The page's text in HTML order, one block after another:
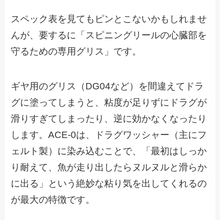
スペック表を見てもピンとこないかもしれませ
んが、要するに「スピニングリールの心臓部を
守るための専用グリス」です。
ギヤ用のグリス（DG04など）を間違えてドラ
グに塗ってしまうと、粘度が足りずにドラグが
滑りすぎてしまったり、逆に効かなくなったり
します。ACE-0は、ドラグワッシャー（主にフ
ェルト製）に染み込むことで、「最初はしっか
り耐えて、魚が走り出したらヌルヌルと滑らか
に出る」という絶妙な粘り気を出してくれるの
が最大の特徴です。